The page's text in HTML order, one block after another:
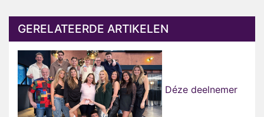
GERELATEERDE ARTIKELEN
Déze deelnemer